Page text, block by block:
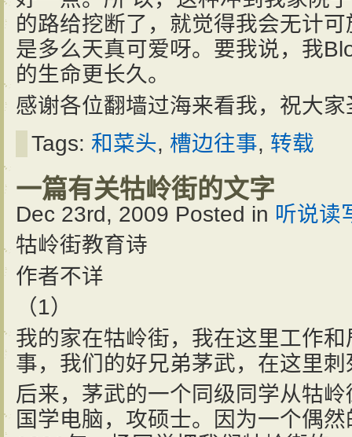
的路给挖断了，就觉得我会无计
是多么天真可爱呀。要我说，我
的生命更长久。
感谢各位翻墙过海来看我，祝大
Tags: 和菜头, 槽边往事, 转载
一篇有关牯岭街的文字
Dec 23rd, 2009 Posted in 听说读
牯岭街教育诗
作者不详
（1）
我的家在牯岭街，我在这里工作
事，我们的好兄弟茅武，在这里
后来，茅武的一个同级同学从牯
国学电脑，攻硕士。因为一个偶